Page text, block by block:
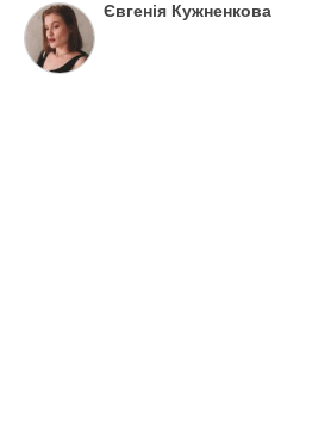
Євгенія Кужненкова